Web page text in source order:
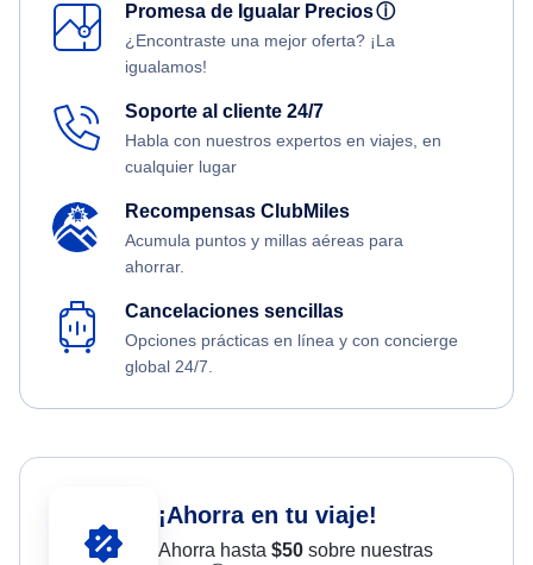
Promesa de Igualar Preciosⓘ
¿Encontraste una mejor oferta? ¡La
igualamos!
Soporte al cliente 24/7
Habla con nuestros expertos en viajes, en
cualquier lugar
Recompensas ClubMiles
Acumula puntos y millas aéreas para
ahorrar.
Cancelaciones sencillas
Opciones prácticas en línea y con concierge
global 24/7.
¡Ahorra en tu viaje!
Ahorra hasta $50sobre nuestras